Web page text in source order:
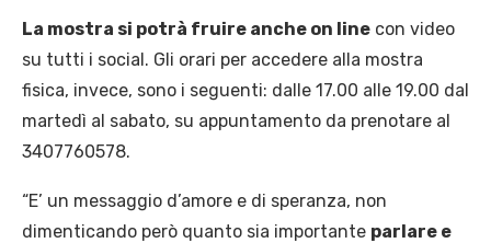
La mostra si potrà fruire anche on line con video
su tutti i social. Gli orari per accedere alla mostra
fisica, invece, sono i seguenti: dalle 17.00 alle 19.00 dal
martedì al sabato, su appuntamento da prenotare al
3407760578.
“E’ un messaggio d’amore e di speranza, non
dimenticando però quanto sia importante parlare e